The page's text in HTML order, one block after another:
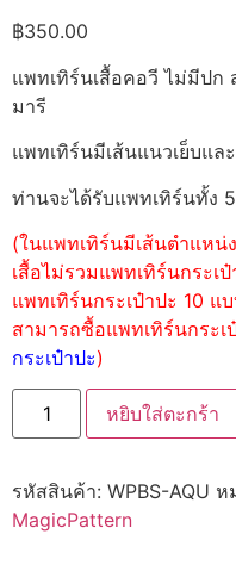
฿350.00
แพทเทิร์นเสื้อคอวี ไม่มีปก
มารี
แพทเทิร์นมีเส้นแนวเย็บแล
ท่านจะได้รับแพทเทิร์นทั้ง
(ในแพทเทิร์นมีเส้นตำแหน่
เสื้อไม่รวมแพทเทิร์นกระเ
แพทเทิร์นกระเป๋าปะ 10 แ
สามารถซื้อแพทเทิร์นกระเ
กระเป๋าปะ)
หยิบใส่ตะกร้า
รหัสสินค้า: WPBS-AQU ห
MagicPattern